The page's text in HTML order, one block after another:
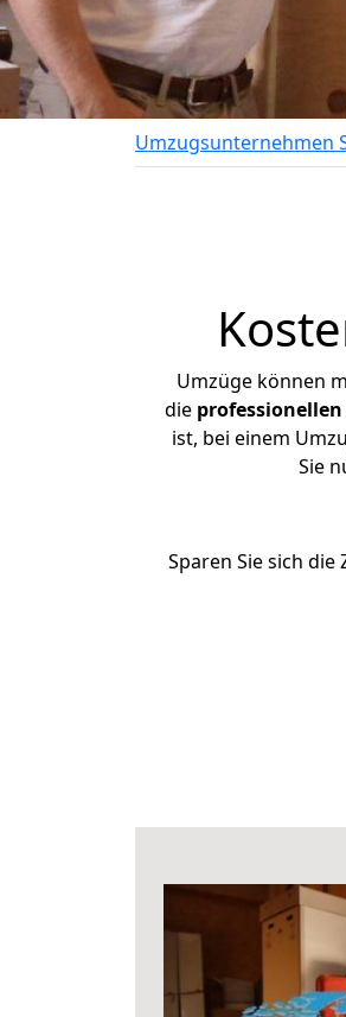
Umzugsunternehmen
Umzüge können
die
ist, bei einem
Sie
Sparen Sie sich